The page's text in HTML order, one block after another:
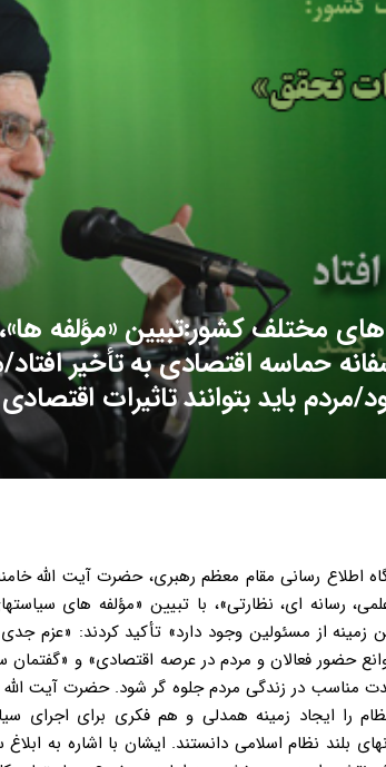
مختلف کشور:تبیین «مؤلفه
حماسه اقتصادی به تأخیر افتاد/
باید بتوانند تاثیرات
الهی نیز همراه می شود و کارها به پیش خواهد رفت. ایشان خاطرنشان کردند: تاکنون در عرصه های اقتصادی، کمتر به حضور و امکانات مردم بها داده شده است، در حالیکه باید زمینه استفاده از توان نیروهای بی پایان مردمی اعم از فعالان اقتصادی، کارآفرینان، مبتکران، صاحبان سرمایه و افراد صاحب مهارت فراهم و از آنان حمایت شود و مسئولیت عمده در این خصوص برعهده دولت است. رهبر انقلاب اسلامی، هدف از ابلاغ سیاستهای کلی اصل ۴۴، در چند سال قبل را استفاده از ظرفیت ها و امکانات مردمی در اقتصاد کشور دانستند و گفتند: متأسفانه حق این سیاستها، ادا نشد. حضرت آیت الله خامنه ای، تأمین امنیت اقلام راهبردی و اساسی بویژه غذا و دارو و خودکفایی در این اقلام را ششمن مؤلفه سیاستهای اقتصاد مقاومتی برشمردند و درخصوص هفتمین مؤلفه افزودند: کاهش وابستگی به درآمد فروش نفت یکی از ویژگیهای اصلی این سیاستها است. رهبر انقلاب اسلامی، از اصلاح الگوی مصرف به عنوان هشتمین مؤلفه نام بردند و خاطرنشان کردند: خطاب اصلی من در این موضوع متوجه مسئولان است که باید در درجه اول در حوزه مأموریتی خود، از اسراف و ریخت و پاش بطور جدی پرهیز و در درجه بعد، این موضوع را در زندگی های شخصی خود رعایت کنند. حضرت آیت الله خامنه ای با تأکید بر اینکه پایبندی مسئولان به پرهیز از ریخت و پاش، موجب تسری این روحیه به جامعه خواهد شد، افزودند: منظور از اصلاح الگوی مصرف، سخت گیری و زندگی ریاضتی نیست بلکه هدف، مصرف براساس الگویی عاقلانه، مدبرانه، صحیح و اسلامی است. ایشان با اشاره به شبهاتی که برخی افراد درباره اقتصاد مقاومتی مطرح می کنند افزودند: اقتصاد مقاومتی برعکس این شبهات، به رفاه و بهبود زندگی عموم مردم و بویژه طبقات ضعیف منجر خواهد شد. فسادستیزی نهمین مؤلفه ای بود که رهبر انقلاب اسلامی به آن اشاره و تأکید کردند: لازمه فعالیت سالم و پرتحرک اقتصادی، امنیت است و لازمه امنیت اقتصادی نیز، برخورد با مفسدان اقتصادی و افرادی است که قانون را دور می زنند. حضرت آیت الله خامنه ای شفاف سازی را شرط اصلی مقابله با فساد اقتصادی دانستند و افزودند: باید فضای رقابتی و با ثبات اقتصادی بوجود آید زیرا در چنین فضای سالمی، فعال اقتصادی احساس امنیت خواهد کرد ضمن اینکه در چنین شرایطی، کسب ثروت با ابتکار و پشتکار، مباح و مورد تأیید نظام است. ایشان با اشاره به اعلام آمادگی سه قوه برای مقابله با فساد اقتصادی، تأکید کردند: در این موضوع، گفتنِ صرف کافی نیست، و همه مسئولان اجرایی، قضایی و قوه مقننه در این خصوص مسئول هستند. دانش محوری، آخرین مؤلفه ای بود که رهبر انقلاب اسلامی به آن اشاره کردند و گفتند: امروز شرایط کشور از لحاظ پیشرفتهای علمی به گونه ای است که می توانیم رسیدن به اقتصاد دانش بنیان را با بلندپروازی، جزو اهداف خود قرار دهیم. حضرت آیت الله خامنه ای تأکید کردند: اقتصاد دانش بنیان از مهمترین زیرساخت های اقتصادی هر کشور است و اگر این موضوع مورد توجه جدی قرار گیرد، قطعاً چرخه علم تا ثروت تکمیل خواهد شد. رهبر معظم انقلاب اسلامی بخش دوم سخنان خود را با این سؤال مطرح در جامعه آغاز کردند: آیا سیاستهای اقتصاد مقاومتی، حرکتی مقطعی است که تحت فشار تحریم ها شکل گرفته است؟ پاسخ قاطعانه ایشان به این سؤال پاسخی کاملاً منفی بود. رهبر انقلاب تأکید کردند: اقتصاد مقاومتی به هیچ وجه سیاستی مقطعی نیست بلکه تدبیری راهبردی است که برای همه دورانها – چه تحریم باشد و چه نباشد – مفید و راهگشا و پیش برنده است. حضرت آیت الله خامنه ای در تشریح علل و انگیزه تدوین و ابلاغ سیاستهای مقاومت اقتصادی به بیان چهار عامل اصلی پرداختند: ظرفیتهای فراوان مادی و معنوی کشور، حل مشکلات مزمن و دیرپای اقتصادی، مقابله با تحریم ها و کاهش کامل تأثیرپذیری اقتصاد کشور از بحرانهای اقتصاد جهانی. ایشان درخصوص نکته اول افزودند: ظرفیتهای عالی انسانی، سرمایه های «معدنی، طبیعی و صنعتی» و نیز موقعیت ممتاز جغرافیایی کشور انگیزه ای قوی برای طراحی الگوی پیشتاز اقتصادی یعنی اقتصاد مقاومتی بوده است. حضرت آیت الله خامنه ای در تشریح دومین انگیزه ابلاغ سیاستهای مقاومت اقتصادی به ضرورت حل مشکلات موجود تکیه کردند. ایشان افزودند: مشکلات مزمن و دیرپایی همچون تورم،